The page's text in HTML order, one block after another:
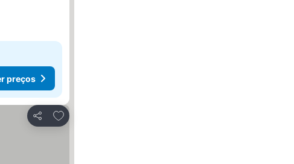
preços
Partilhar
Adicionar aos favoritos